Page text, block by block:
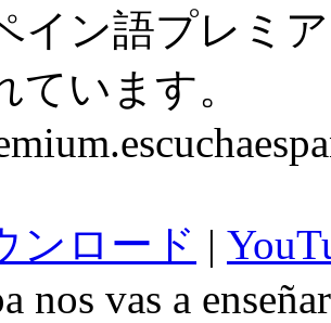
イン語プレミ
ています。
ンロード |
nos vas a